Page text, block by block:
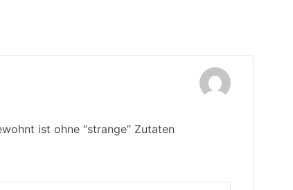
ist ohne “strange” Zutaten